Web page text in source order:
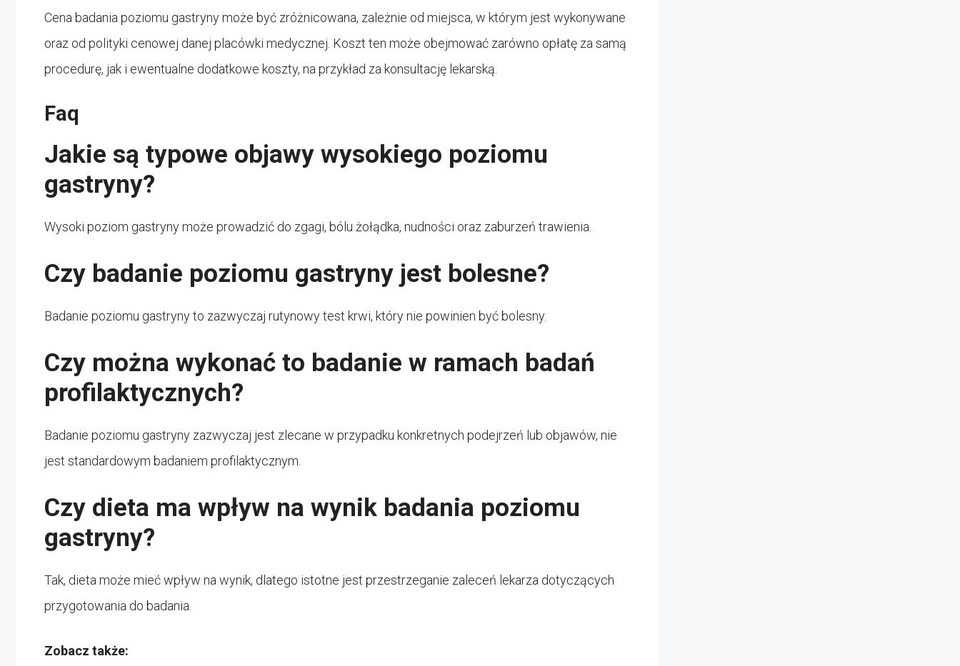
Cena badania poziomu gastryny może być zróżnicowana, zależnie od miejsca, w którym jest wykonywane
oraz od polityki cenowej danej placówki medycznej. Koszt ten może obejmować zarówno opłatę za samą
procedurę, jak i ewentualne dodatkowe koszty, na przykład za konsultację lekarską.
Faq
Jakie są typowe objawy wysokiego poziomu
gastryny?
Wysoki poziom gastryny może prowadzić do zgagi, bólu żołądka, nudności oraz zaburzeń trawienia.
Czy badanie poziomu gastryny jest bolesne?
Badanie poziomu gastryny to zazwyczaj rutynowy test krwi, który nie powinien być bolesny.
Czy można wykonać to badanie w ramach badań
profilaktycznych?
Badanie poziomu gastryny zazwyczaj jest zlecane w przypadku konkretnych podejrzeń lub objawów, nie
jest standardowym badaniem profilaktycznym.
Czy dieta ma wpływ na wynik badania poziomu
gastryny?
Tak, dieta może mieć wpływ na wynik, dlatego istotne jest przestrzeganie zaleceń lekarza dotyczących
przygotowania do badania.
Zobacz także: